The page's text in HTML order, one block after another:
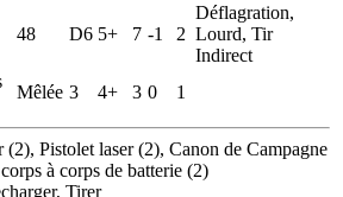
48 D6 5+ 7 -1 2
Déflagration,
Lourd, Tir
Indirect
Mêlée 3 4+ 3 0 1
Pistolet laser (2), Canon de Campagne
à corps de batterie (2)
Tirer